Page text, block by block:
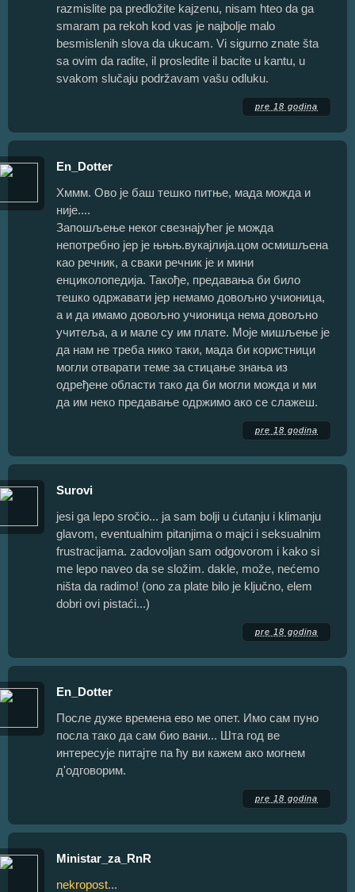
razmislite pa predložite kajzenu, nisam hteo da ga
smaram pa rekoh kod vas je najbolje malo
besmislenih slova da ukucam. Vi sigurno znate šta
sa ovim da radite, il prosledite il bacite u kantu, u
svakom slučaju podržavam vašu odluku.
pre 18 godina
En_Dotter
Хммм. Ово је баш тешко питње, мада можда и
није....
Запошљење неког свезнајућег је можда
непотребно јер је њњњ.вукајлија.цом осмишљена
као речник, а сваки речник је и мини
енциколопедија. Такође, предавања би било
тешко одржавати јер немамо довољно учионица,
а и да имамо довољно учионица нема довољно
учитеља, а и мале су им плате. Моје мишљење је
да нам не треба нико таки, мада би користници
могли отварати теме за стицање знања из
одређене области тако да би могли можда и ми
да им неко предавање одржимо ако се слажеш.
pre 18 godina
Surovi
jesi ga lepo sročio... ja sam bolji u ćutanju i klimanju
glavom, eventualnim pitanjima o majci i seksualnim
frustracijama. zadovoljan sam odgovorom i kako si
me lepo naveo da se složim. dakle, može, nećemo
ništa da radimo! (ono za plate bilo je ključno, elem
dobri ovi pistaći...)
pre 18 godina
En_Dotter
После дуже времена ево ме опет. Имо сам пуно
посла тако да сам био вани... Шта год ве
интересује питајте па ћу ви кажем ако могнем
д'одговорим.
pre 18 godina
Ministar_za_RnR
nekropost...